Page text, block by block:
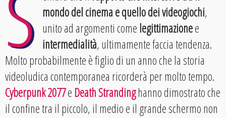
mondo del cinema e quello dei videogiochi,
unito ad argomenti comelegittimazionee
intermedialità, ultimamente faccia tendenza.
Molto probabilmente è figlio di un anno che la storia
videoludica contemporanea ricorderà per molto tempo.
Cyberpunk 2077eDeath Strandinghanno dimostrato che
il confine tra il piccolo, il medio e il grande schermo non